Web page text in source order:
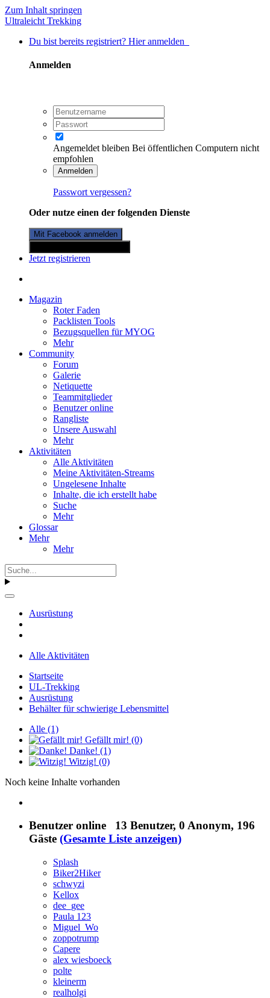
Zum Inhalt springen
Ultraleicht Trekking
Du bist bereits registriert? Hier anmelden
Anmelden
Angemeldet bleiben Bei öffentlichen Computern nicht
empfohlen
Anmelden
Passwort vergessen?
Oder nutze einen der folgenden Dienste
Mit Facebook anmelden
Jetzt registrieren
Magazin
Roter Faden
Packlisten Tools
Bezugsquellen für MYOG
Mehr
Community
Forum
Galerie
Netiquette
Teammitglieder
Benutzer online
Rangliste
Unsere Auswahl
Mehr
Aktivitäten
Alle Aktivitäten
Meine Aktivitäten-Streams
Ungelesene Inhalte
Inhalte, die ich erstellt habe
Suche
Mehr
Glossar
Mehr
Mehr
Ausrüstung
Alle Aktivitäten
Startseite
UL-Trekking
Ausrüstung
Behälter für schwierige Lebensmittel
Alle (1)
Gefällt mir! (0)
Danke! (1)
Witzig! (0)
Noch keine Inhalte vorhanden
Benutzer online 13 Benutzer, 0 Anonym, 196
Gäste (Gesamte Liste anzeigen)
Splash
Biker2Hiker
schwyzi
Kellox
dee_gee
Paula 123
Miguel_Wo
zoppotrump
Capere
alex wiesboeck
polte
kleinerm
realholgi